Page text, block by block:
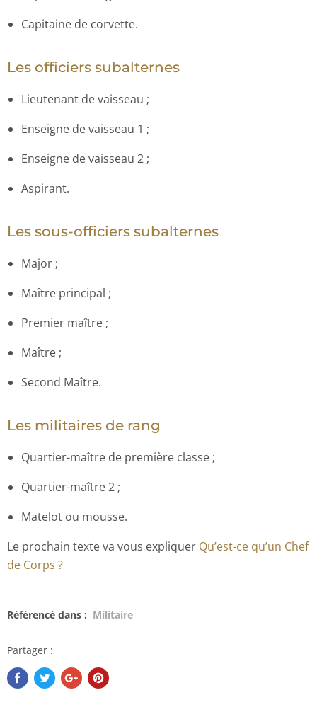
Capitaine de corvette.
Les officiers subalternes
Lieutenant de vaisseau ;
Enseigne de vaisseau 1 ;
Enseigne de vaisseau 2 ;
Aspirant.
Les sous-officiers subalternes
Major ;
Maître principal ;
Premier maître ;
Maître ;
Second Maître.
Les militaires de rang
Quartier-maître de première classe ;
Quartier-maître 2 ;
Matelot ou mousse.
Le prochain texte va vous expliquer Qu’est-ce qu’un Chef
de Corps ?
Référencé dans : Militaire
Partager :